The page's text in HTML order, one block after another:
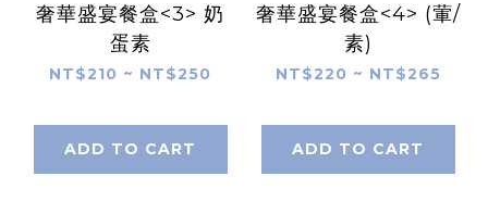
奢華盛宴餐盒<3> 奶
蛋素
NT$210 ~ NT$250
ADD TO CART
奢華盛宴餐盒<4> (葷/
素)
NT$220 ~ NT$265
ADD TO CART